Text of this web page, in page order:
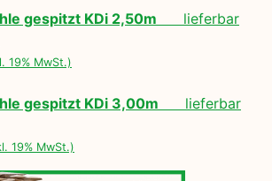
gespitzt KDi 2,50m lieferbar
19% MwSt.)
gespitzt KDi 3,00m lieferbar
19% MwSt.)